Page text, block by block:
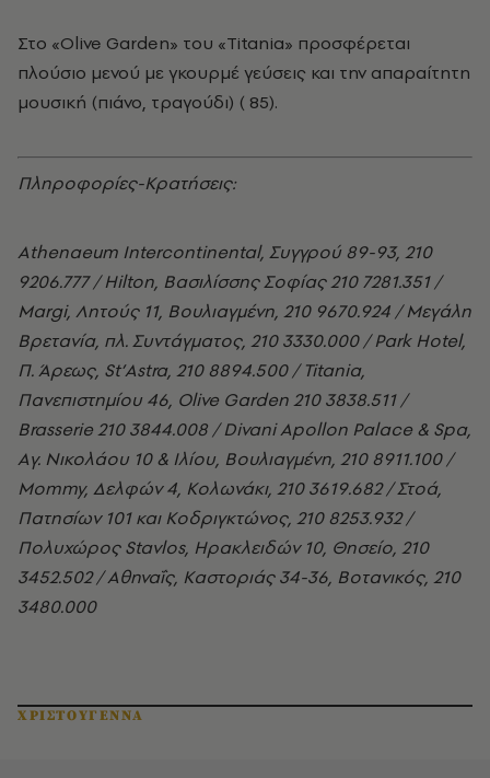
Στο «Olive Garden» του «Titania» προσφέρεται
πλούσιο μενού με γκουρμέ γεύσεις και την απαραίτητη
μουσική (πιάνο, τραγούδι) (­ 85).
Πληροφορίες-Kρατήσεις:
Athenaeum Intercontinental, Συγγρού 89-93, 210
9206.777 / Hilton, Βασιλίσσης Σοφίας 210 7281.351 /
Margi, Λητούς 11, Βουλιαγμένη, 210 9670.924 / Mεγάλη
Bρετανία, πλ. Συντάγματος, 210 3330.000 / Park Ηotel,
Π. Άρεως, St’Astra, 210 8894.500 / Titania,
Πανεπιστημίου 46, Olive Garden 210 3838.511 /
Brasserie 210 3844.008 / Divani Apollon Palace & Spa,
Aγ. Nικολάου 10 & Iλίου, Bουλιαγμένη, 210 8911.100 /
Mommy, Δελφών 4, Kολωνάκι, 210 3619.682 / Στοά,
Πατησίων 101 και Κοδριγκτώνος, 210 8253.932 /
Πολυχώρος Stavlos, Ηρακλειδών 10, Θησείο, 210
3452.502 / Aθηναΐς, Kαστοριάς 34-36, Bοτανικός, 210
3480.000
ΧΡΙΣΤΟΥΓΕΝΝΑ